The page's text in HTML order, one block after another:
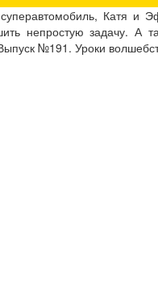
Катя и
непростую задачу. А
№191. Уроки